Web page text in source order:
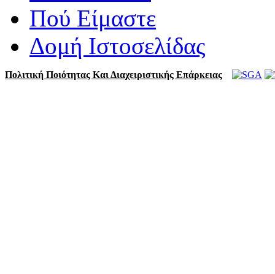
Πού Είμαστε
Δομή Ιστοσελίδας
Πολιτική Ποιότητας Και Διαχειριστικής Επάρκειας